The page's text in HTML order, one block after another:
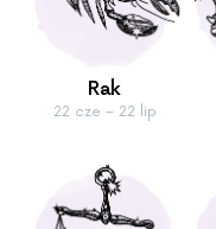
Rak
22 cze – 22 lip